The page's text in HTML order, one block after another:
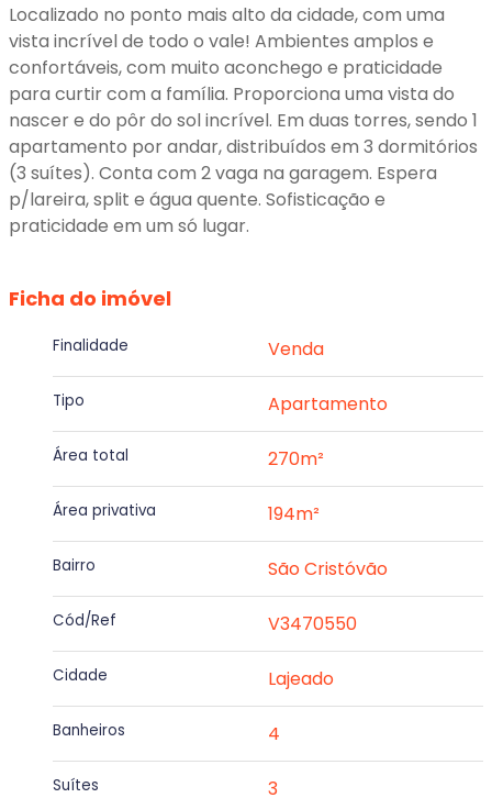
Localizado no ponto mais alto da cidade, com uma
vista incrível de todo o vale! Ambientes amplos e
confortáveis, com muito aconchego e praticidade
para curtir com a família. Proporciona uma vista do
nascer e do pôr do sol incrível. Em duas torres, sendo 1
apartamento por andar, distribuídos em 3 dormitórios
(3 suítes). Conta com 2 vaga na garagem. Espera
p/lareira, split e água quente. Sofisticação e
praticidade em um só lugar.
Ficha do imóvel
Finalidade Venda
Tipo Apartamento
Área total 270m²
Área privativa 194m²
Bairro São Cristóvão
Cód/Ref V3470550
Cidade Lajeado
Banheiros 4
Suítes 3